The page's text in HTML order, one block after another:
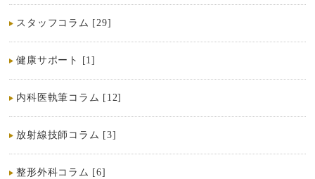
スタッフコラム [29]
健康サポート [1]
内科医執筆コラム [12]
放射線技師コラム [3]
整形外科コラム [6]